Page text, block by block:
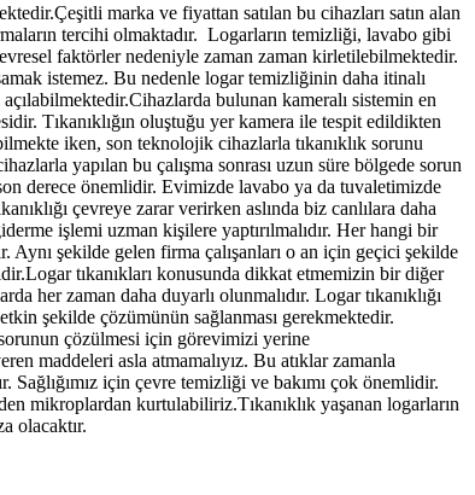
marka ve fiyattan satılan bu cihazları satın alan
tercihi olmaktadır. Logarların temizliği, lavabo gibi
faktörler nedeniyle zaman zaman kirletilebilmektedir.
istemez. Bu nedenle logar temizliğinin daha itinalı
bulunan kameralı sistemin en
Tıkanıklığın oluştuğu yer kamera ile tespit edildikten
iken, son teknolojik cihazlarla tıkanıklık sorunu
yapılan bu çalışma sonrası uzun süre bölgede sorun
derece önemlidir. Evimizde lavabo ya da tuvaletimizde
çevreye zarar verirken aslında biz canlılara daha
işlemi uzman kişilere yaptırılmalıdır. Her hangi bir
Aynı şekilde gelen firma çalışanları o an için geçici şekilde
tıkanıkları konusunda dikkat etmemizin bir diğer
her zaman daha duyarlı olunmalıdır. Logar tıkanıklığı
şekilde çözümünün sağlanması gerekmektedir.
çözülmesi için görevimizi yerine
maddeleri asla atmamalıyız. Bu atıklar zamanla
için çevre temizliği ve bakımı çok önemlidir.
mikroplardan kurtulabiliriz.Tıkanıklık yaşanan logarların
olacaktır.